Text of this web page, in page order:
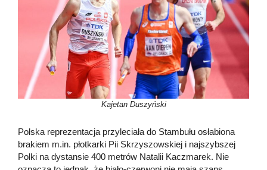
Kajetan Duszyński
Polska reprezentacja przyleciała do Stambułu osłabiona
brakiem m.in. płotkarki Pii Skrzyszowskiej i najszybszej
Polki na dystansie 400 metrów Natalii Kaczmarek. Nie